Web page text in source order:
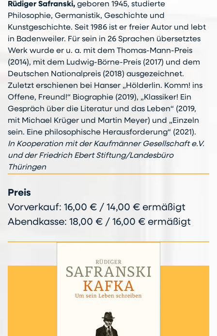
Rüdiger Safranski, geboren 1945, studierte
Philosophie, Germanistik, Geschichte und
Kunstgeschichte. Seit 1986 ist er freier Autor und lebt
in Badenweiler. Für sein in 26 Sprachen übersetztes
Werk wurde er u. a. mit dem Thomas-Mann-Preis
(2014), mit dem Ludwig-Börne-Preis (2017) und dem
Deutschen Nationalpreis (2018) ausgezeichnet.
Zuletzt erschienen bei Hanser „Hölderlin. Komm! ins
Offene, Freund!“ Biographie (2019), „Klassiker! Ein
Gespräch über die Literatur und das Leben“ (2019,
mit Michael Krüger und Martin Meyer) und „Einzeln
sein. Eine philosophische Herausforderung“ (2021).
In Kooperation mit der Kaufmänner Gesellschaft e.V.
und der Friedrich Ebert Stiftung/Landesbüro
Thüringen
Preis
Vorverkauf: 16,00 € / 14,00 € ermäßigt
Abendkasse: 18,00 € / 16,00 € ermäßigt